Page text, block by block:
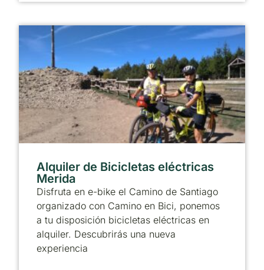
Alquiler de Bicicletas eléctricas
Merida
Disfruta en e-bike el Camino de Santiago
organizado con Camino en Bici, ponemos
a tu disposición bicicletas eléctricas en
alquiler. Descubrirás una nueva
experiencia